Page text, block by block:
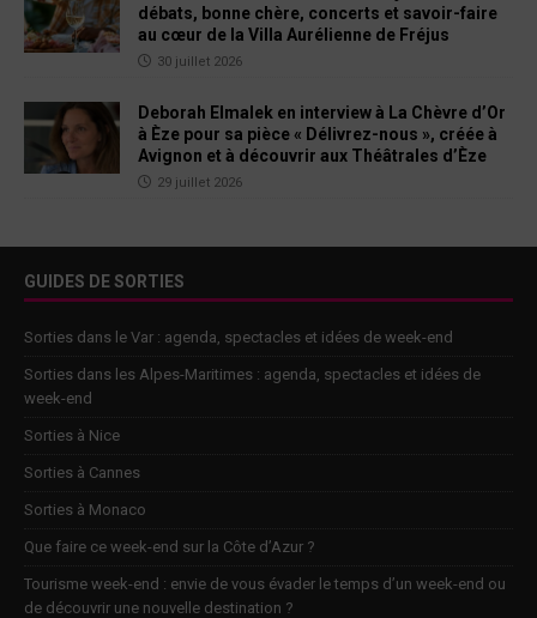
débats, bonne chère, concerts et savoir-faire
au cœur de la Villa Aurélienne de Fréjus
30 juillet 2026
Deborah Elmalek en interview à La Chèvre d’Or
à Èze pour sa pièce « Délivrez-nous », créée à
Avignon et à découvrir aux Théâtrales d’Èze
29 juillet 2026
GUIDES DE SORTIES
Sorties dans le Var : agenda, spectacles et idées de week-end
Sorties dans les Alpes-Maritimes : agenda, spectacles et idées de
week-end
Sorties à Nice
Sorties à Cannes
Sorties à Monaco
Que faire ce week-end sur la Côte d’Azur ?
Tourisme week-end : envie de vous évader le temps d’un week-end ou
de découvrir une nouvelle destination ?